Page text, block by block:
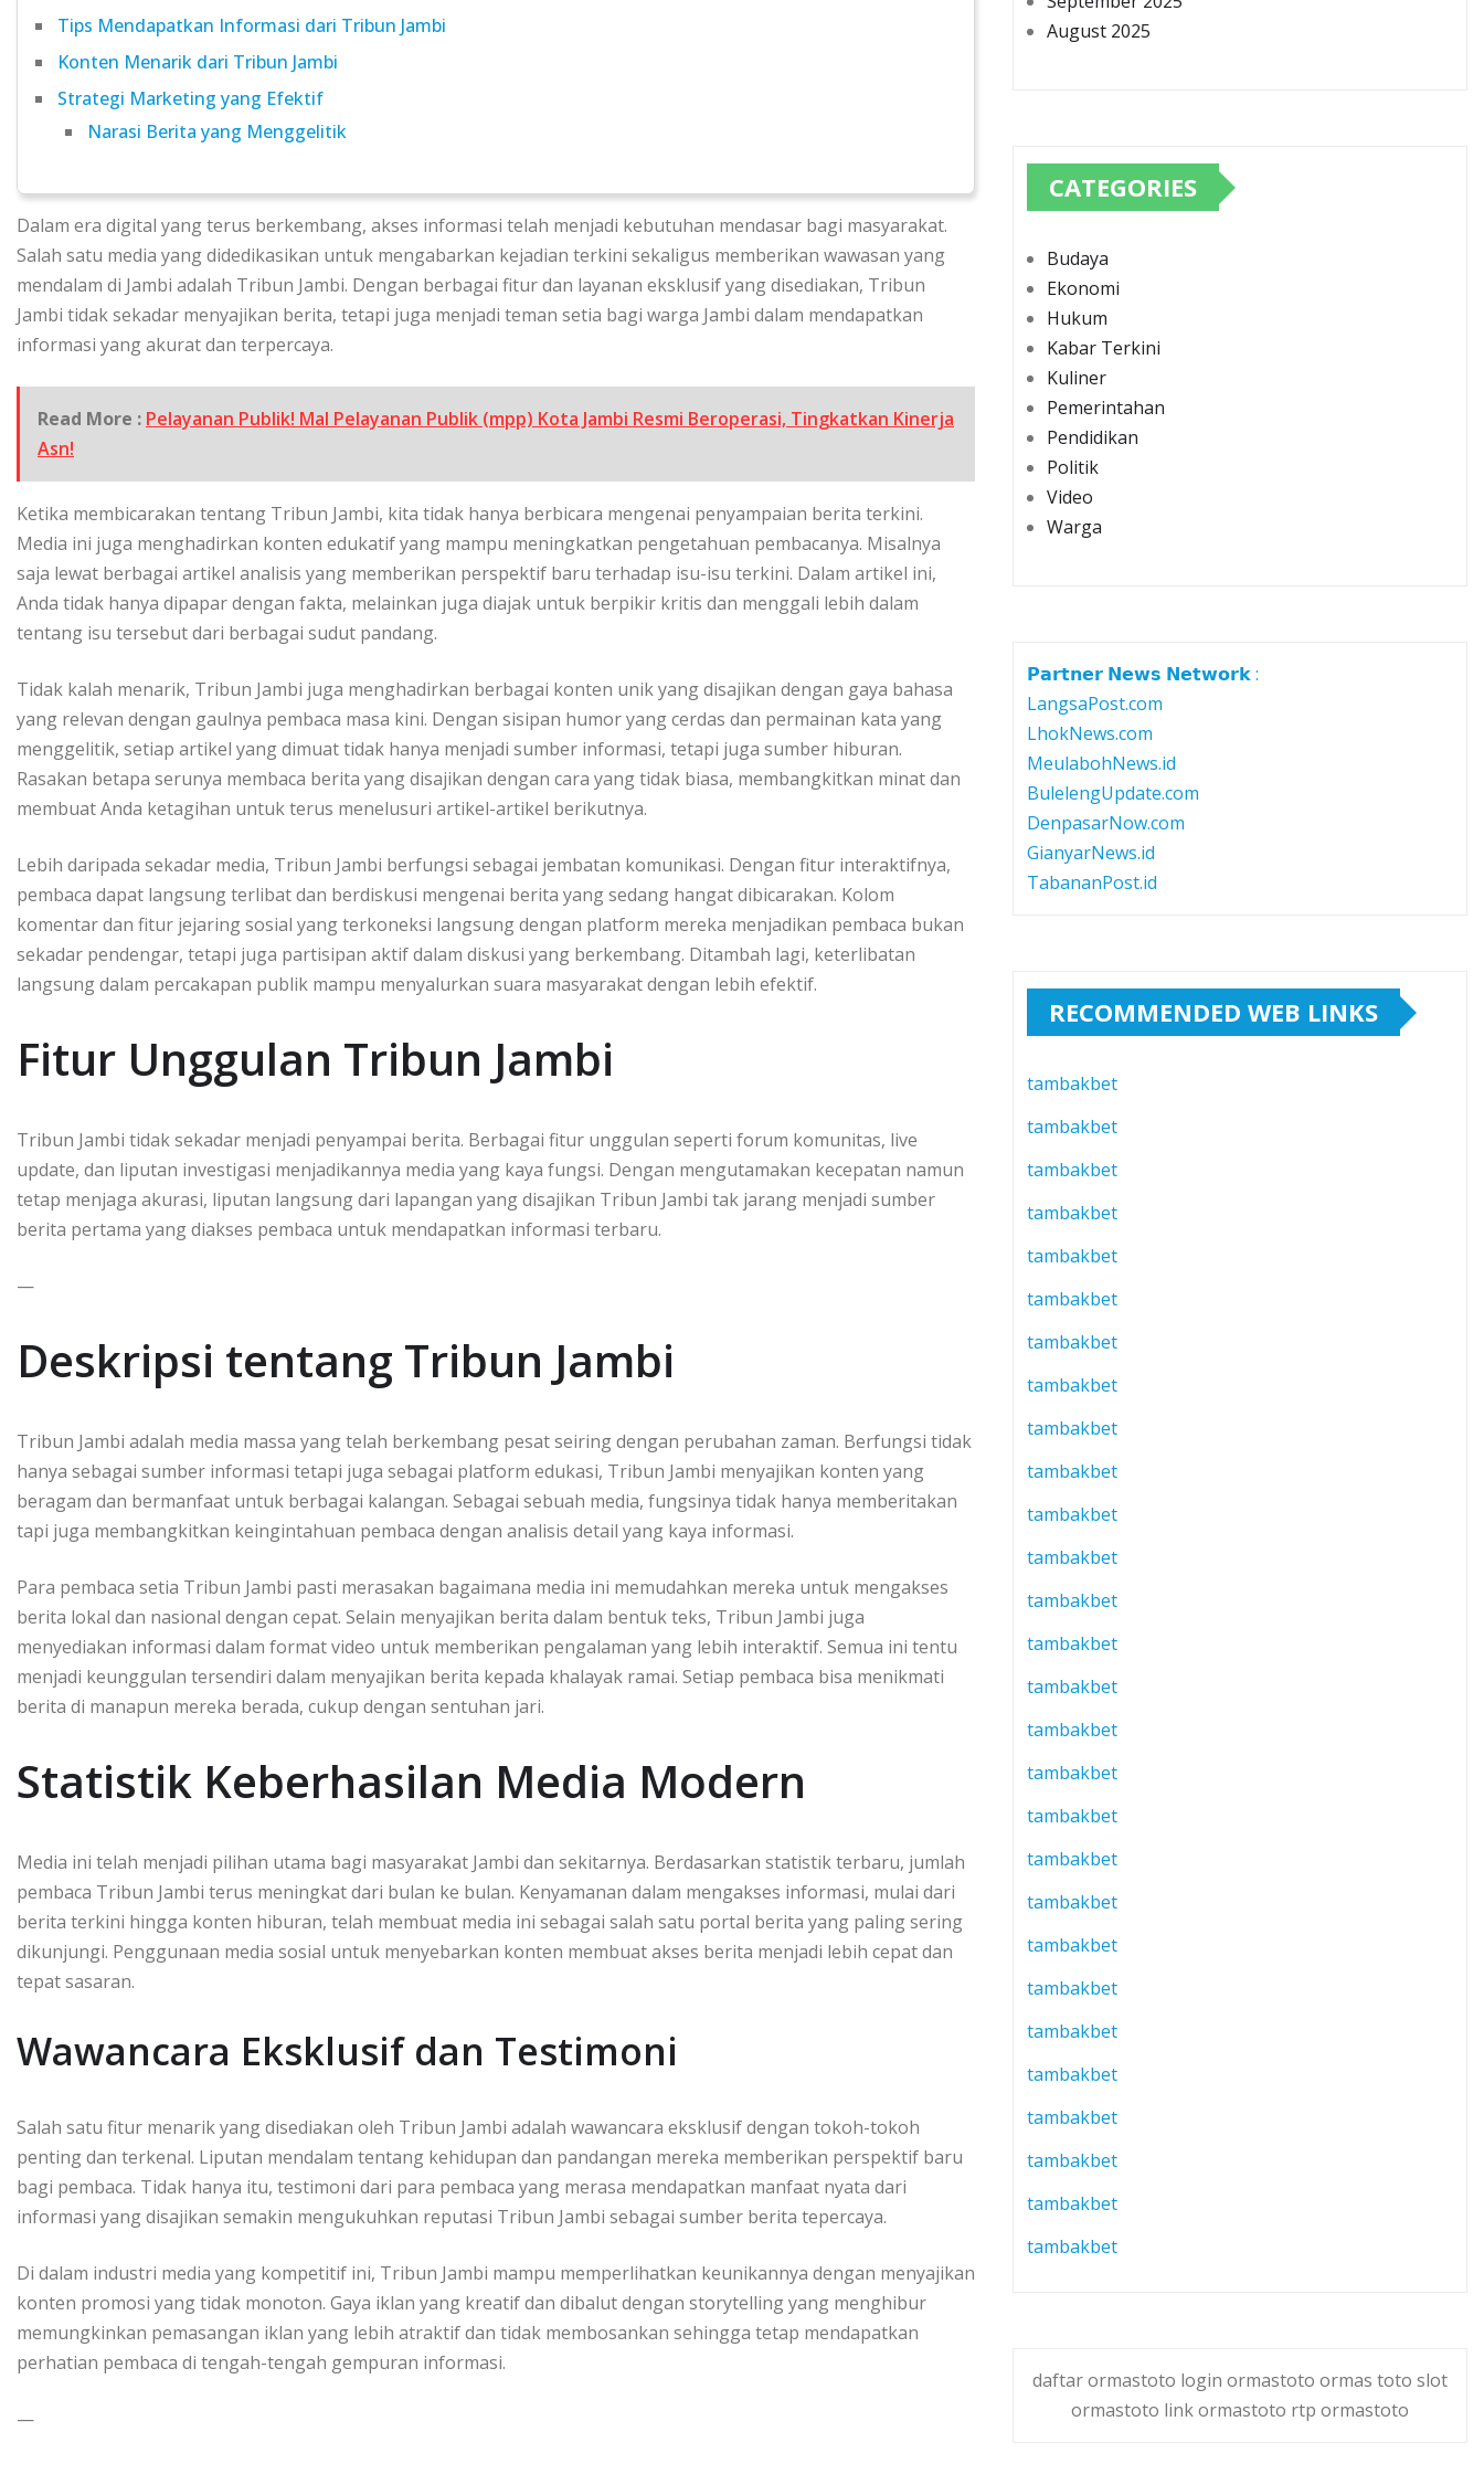
Tips Mendapatkan Informasi dari Tribun Jambi
Konten Menarik dari Tribun Jambi
Strategi Marketing yang Efektif
Narasi Berita yang Menggelitik
Dalam era digital yang terus berkembang, akses informasi telah menjadi kebutuhan mendasar bagi masyarakat.
Salah satu media yang didedikasikan untuk mengabarkan kejadian terkini sekaligus memberikan wawasan yang
mendalam di Jambi adalah Tribun Jambi. Dengan berbagai fitur dan layanan eksklusif yang disediakan, Tribun
Jambi tidak sekadar menyajikan berita, tetapi juga menjadi teman setia bagi warga Jambi dalam mendapatkan
informasi yang akurat dan terpercaya.
Read More : Pelayanan Publik! Mal Pelayanan Publik (mpp) Kota Jambi Resmi Beroperasi, Tingkatkan Kinerja
Asn!
Ketika membicarakan tentang Tribun Jambi, kita tidak hanya berbicara mengenai penyampaian berita terkini.
Media ini juga menghadirkan konten edukatif yang mampu meningkatkan pengetahuan pembacanya. Misalnya
saja lewat berbagai artikel analisis yang memberikan perspektif baru terhadap isu-isu terkini. Dalam artikel ini,
Anda tidak hanya dipapar dengan fakta, melainkan juga diajak untuk berpikir kritis dan menggali lebih dalam
tentang isu tersebut dari berbagai sudut pandang.
Tidak kalah menarik, Tribun Jambi juga menghadirkan berbagai konten unik yang disajikan dengan gaya bahasa
yang relevan dengan gaulnya pembaca masa kini. Dengan sisipan humor yang cerdas dan permainan kata yang
menggelitik, setiap artikel yang dimuat tidak hanya menjadi sumber informasi, tetapi juga sumber hiburan.
Rasakan betapa serunya membaca berita yang disajikan dengan cara yang tidak biasa, membangkitkan minat dan
membuat Anda ketagihan untuk terus menelusuri artikel-artikel berikutnya.
Lebih daripada sekadar media, Tribun Jambi berfungsi sebagai jembatan komunikasi. Dengan fitur interaktifnya,
pembaca dapat langsung terlibat dan berdiskusi mengenai berita yang sedang hangat dibicarakan. Kolom
komentar dan fitur jejaring sosial yang terkoneksi langsung dengan platform mereka menjadikan pembaca bukan
sekadar pendengar, tetapi juga partisipan aktif dalam diskusi yang berkembang. Ditambah lagi, keterlibatan
langsung dalam percakapan publik mampu menyalurkan suara masyarakat dengan lebih efektif.
Fitur Unggulan Tribun Jambi
Tribun Jambi tidak sekadar menjadi penyampai berita. Berbagai fitur unggulan seperti forum komunitas, live
update, dan liputan investigasi menjadikannya media yang kaya fungsi. Dengan mengutamakan kecepatan namun
tetap menjaga akurasi, liputan langsung dari lapangan yang disajikan Tribun Jambi tak jarang menjadi sumber
berita pertama yang diakses pembaca untuk mendapatkan informasi terbaru.
—
Deskripsi tentang Tribun Jambi
Tribun Jambi adalah media massa yang telah berkembang pesat seiring dengan perubahan zaman. Berfungsi tidak
hanya sebagai sumber informasi tetapi juga sebagai platform edukasi, Tribun Jambi menyajikan konten yang
beragam dan bermanfaat untuk berbagai kalangan. Sebagai sebuah media, fungsinya tidak hanya memberitakan
tapi juga membangkitkan keingintahuan pembaca dengan analisis detail yang kaya informasi.
Para pembaca setia Tribun Jambi pasti merasakan bagaimana media ini memudahkan mereka untuk mengakses
berita lokal dan nasional dengan cepat. Selain menyajikan berita dalam bentuk teks, Tribun Jambi juga
menyediakan informasi dalam format video untuk memberikan pengalaman yang lebih interaktif. Semua ini tentu
menjadi keunggulan tersendiri dalam menyajikan berita kepada khalayak ramai. Setiap pembaca bisa menikmati
berita di manapun mereka berada, cukup dengan sentuhan jari.
Statistik Keberhasilan Media Modern
Media ini telah menjadi pilihan utama bagi masyarakat Jambi dan sekitarnya. Berdasarkan statistik terbaru, jumlah
pembaca Tribun Jambi terus meningkat dari bulan ke bulan. Kenyamanan dalam mengakses informasi, mulai dari
berita terkini hingga konten hiburan, telah membuat media ini sebagai salah satu portal berita yang paling sering
dikunjungi. Penggunaan media sosial untuk menyebarkan konten membuat akses berita menjadi lebih cepat dan
tepat sasaran.
Wawancara Eksklusif dan Testimoni
Salah satu fitur menarik yang disediakan oleh Tribun Jambi adalah wawancara eksklusif dengan tokoh-tokoh
penting dan terkenal. Liputan mendalam tentang kehidupan dan pandangan mereka memberikan perspektif baru
bagi pembaca. Tidak hanya itu, testimoni dari para pembaca yang merasa mendapatkan manfaat nyata dari
informasi yang disajikan semakin mengukuhkan reputasi Tribun Jambi sebagai sumber berita tepercaya.
Di dalam industri media yang kompetitif ini, Tribun Jambi mampu memperlihatkan keunikannya dengan menyajikan
konten promosi yang tidak monoton. Gaya iklan yang kreatif dan dibalut dengan storytelling yang menghibur
memungkinkan pemasangan iklan yang lebih atraktif dan tidak membosankan sehingga tetap mendapatkan
perhatian pembaca di tengah-tengah gempuran informasi.
—
August 2025
CATEGORIES
Budaya
Ekonomi
Hukum
Kabar Terkini
Kuliner
Pemerintahan
Pendidikan
Politik
Video
Warga
𝗣𝗮𝗿𝘁𝗻𝗲𝗿 𝗡𝗲𝘄𝘀 𝗡𝗲𝘁𝘄𝗼𝗿𝗸 :
LangsaPost.com
LhokNews.com
MeulabohNews.id
BulelengUpdate.com
DenpasarNow.com
GianyarNews.id
TabananPost.id
RECOMMENDED WEB LINKS
tambakbet
tambakbet
tambakbet
tambakbet
tambakbet
tambakbet
tambakbet
tambakbet
tambakbet
tambakbet
tambakbet
tambakbet
tambakbet
tambakbet
tambakbet
tambakbet
tambakbet
tambakbet
tambakbet
tambakbet
tambakbet
tambakbet
tambakbet
tambakbet
tambakbet
tambakbet
tambakbet
tambakbet
daftar ormastoto login ormastoto ormas toto slot
ormastoto link ormastoto rtp ormastoto